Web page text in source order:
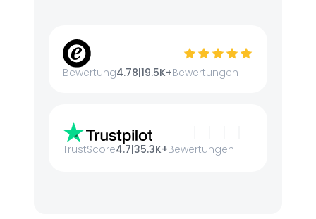
Bewertung4.78|19.5K+Bewertungen
TrustScore4.7|35.3K+Bewertungen